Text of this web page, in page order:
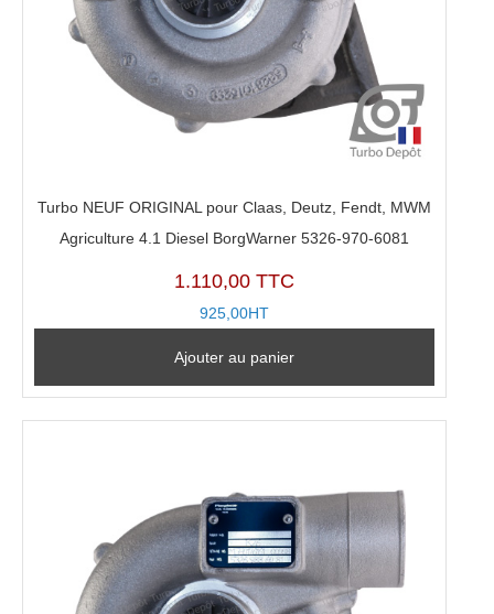
Turbo NEUF ORIGINAL pour Claas, Deutz, Fendt, MWM
Agriculture 4.1 Diesel BorgWarner 5326-970-6081
1.110,00 TTC
925,00HT
Ajouter au panier